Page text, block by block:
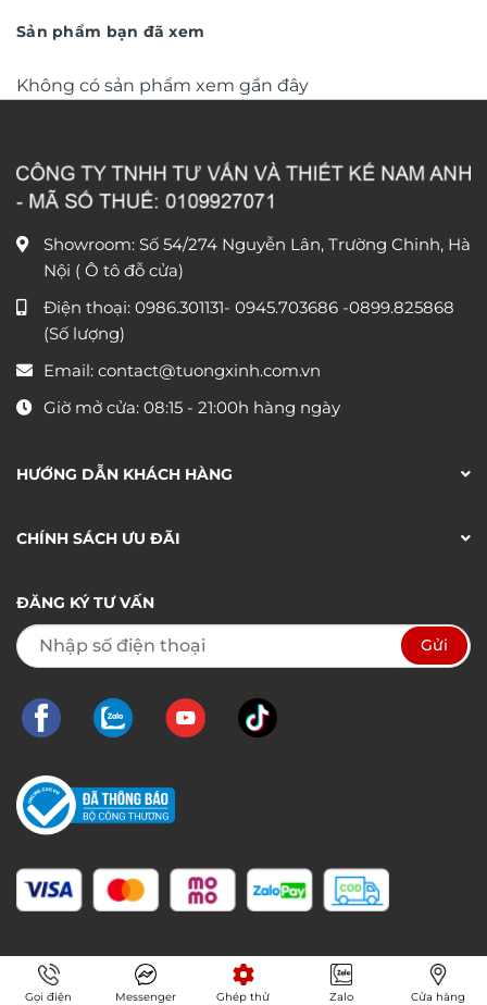
Sản phẩm bạn đã xem
Không có sản phẩm xem gần đây
Showroom: Số 54/274 Nguyễn Lân, Trường Chinh, Hà
Nội ( Ô tô đỗ cửa)
Điện thoại: 0986.301131- 0945.703686 -0899.825868
(Số lượng)
Email: contact@tuongxinh.com.vn
Giờ mở cửa: 08:15 - 21:00h hàng ngày
HƯỚNG DẪN KHÁCH HÀNG
CHÍNH SÁCH ƯU ĐÃI
ĐĂNG KÝ TƯ VẤN
Gọi điện Messenger Ghép thử Zalo Cửa hàng